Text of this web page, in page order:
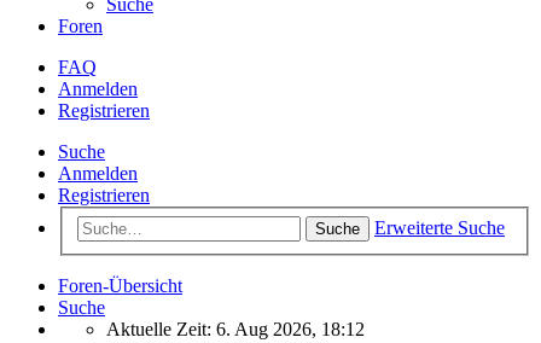
Suche
Foren
FAQ
Anmelden
Registrieren
Suche
Anmelden
Registrieren
Suche Erweiterte Suche
Foren-Übersicht
Suche
Aktuelle Zeit: 6. Aug 2026, 18:12